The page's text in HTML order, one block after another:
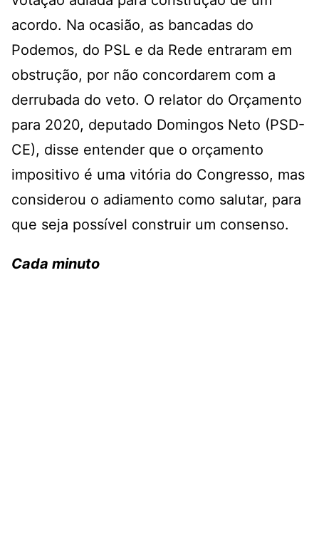
acordo. Na ocasião, as bancadas do
Podemos, do PSL e da Rede entraram em
obstrução, por não concordarem com a
derrubada do veto. O relator do Orçamento
para 2020, deputado Domingos Neto (PSD-
CE), disse entender que o orçamento
impositivo é uma vitória do Congresso, mas
considerou o adiamento como salutar, para
que seja possível construir um consenso.
Cada minuto